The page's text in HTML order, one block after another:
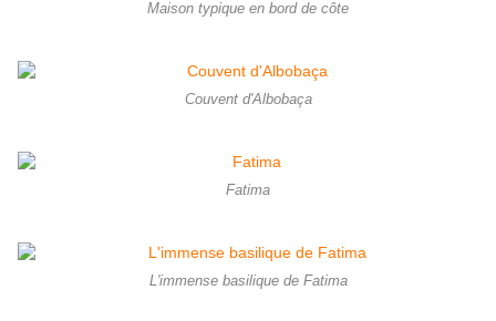
Maison typique en bord de côte
Couvent d'Albobaça
Fatima
L'immense basilique de Fatima